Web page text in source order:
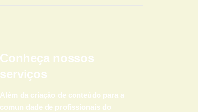
Conheça nossos
serviços
Além da criação de conteúdo para a
comunidade de profissionais do